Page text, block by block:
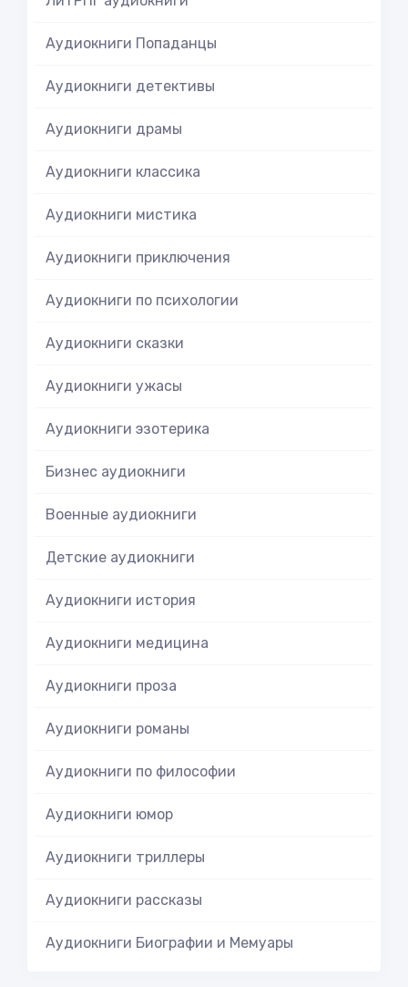
Аудиокниги Попаданцы
Аудиокниги детективы
Аудиокниги драмы
Аудиокниги классика
Аудиокниги мистика
Аудиокниги приключения
Аудиокниги по психологии
Аудиокниги сказки
Аудиокниги ужасы
Аудиокниги эзотерика
Бизнес аудиокниги
Военные аудиокниги
Детские аудиокниги
Аудиокниги история
Аудиокниги медицина
Аудиокниги проза
Аудиокниги романы
Аудиокниги по философии
Аудиокниги юмор
Аудиокниги триллеры
Аудиокниги рассказы
Аудиокниги Биографии и Мемуары